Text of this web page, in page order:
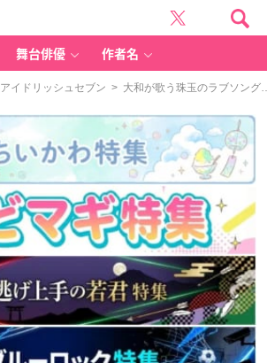
舞台俳優 作者名
アイドリッシュセブン > 大和が歌う珠玉のラブソング